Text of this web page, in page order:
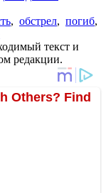
, обстрел, погиб,
текст и
редакции.